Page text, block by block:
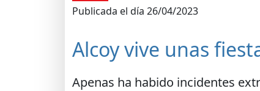
Publicada el día 26/04/2023
Alcoy vive unas
Apenas ha habido incidentes